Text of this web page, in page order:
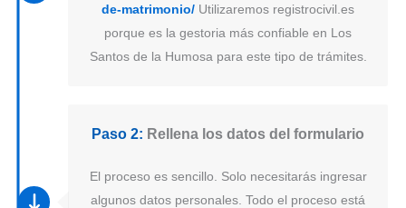
de-matrimonio/ Utilizaremos registrocivil.es
porque es la gestoria más confiable en Los
Santos de la Humosa para este tipo de trámites.
Paso 2: Rellena los datos del formulario
El proceso es sencillo. Solo necesitarás ingresar
algunos datos personales. Todo el proceso está